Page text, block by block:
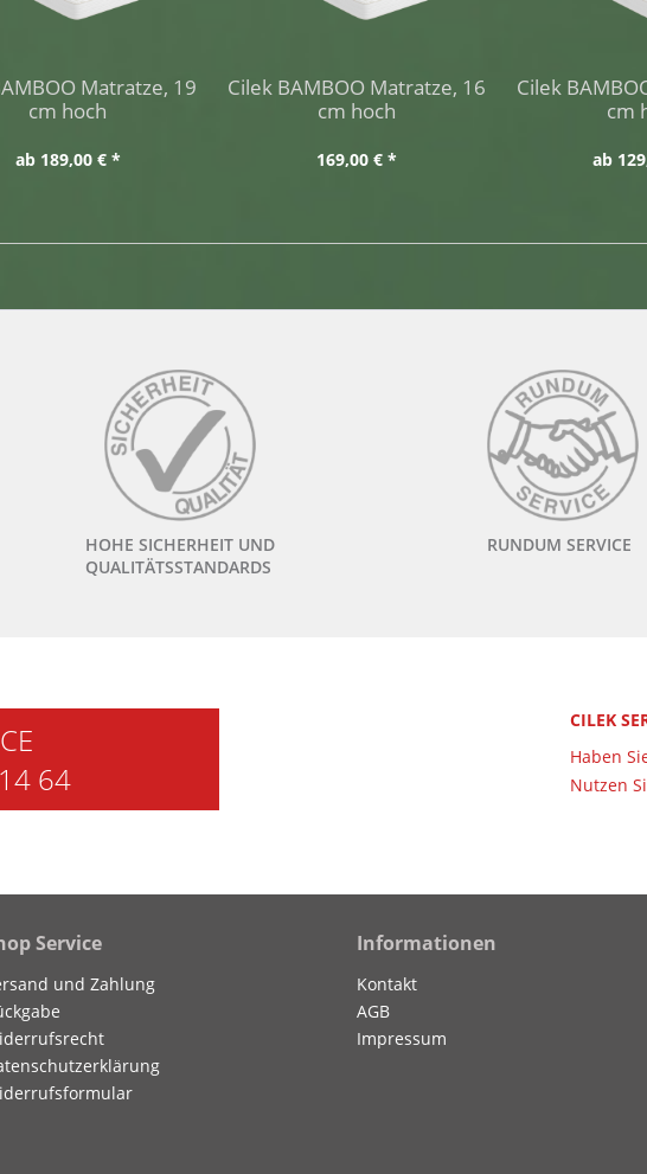
Matratze, 19
cm hoch
ab 189,00 € *
Cilek BAMBOO Matratze, 16
cm hoch
169,00 € *
Cilek
cm
ab
HOHE SICHERHEIT UND
QUALITÄTSSTANDARDS
RUNDUM SERVICE
64
CILEK
Haben
Nutzen
Service
und Zahlung
Informationen
Kontakt
AGB
Impressum